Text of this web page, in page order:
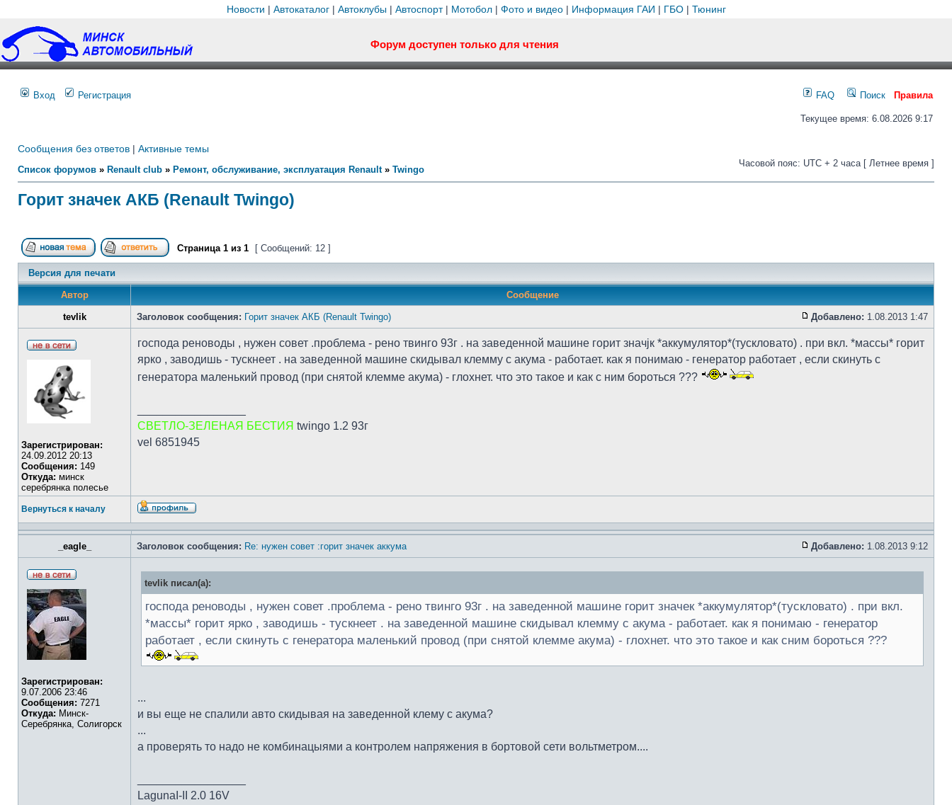
Новости | Автокаталог| Автоклубы| Автоспорт| Мотобол| Фото и видео| Информация ГАИ | ГБО| Тюнинг
Форум доступен только для чтения
Вход Регистрация FAQ Поиск Правила
Текущее время: 6.08.2026 9:17
Сообщения без ответов | Активные темы
Список форумов » Renault club » Ремонт, обслуживание, эксплуатация Renault» Twingo
Часовой пояс: UTC + 2 часа [ Летнее время ]
Горит значек АКБ (Renault Twingo)
Страница 1 из 1 [ Сообщений: 12 ]
Версия для печати
Автор Сообщение
tevlik Заголовок сообщения: Горит значек АКБ (Renault Twingo) Добавлено: 1.08.2013 1:47
Зарегистрирован:
24.09.2012 20:13
Сообщения: 149
Откуда: минск
серебрянка полесье
господа реноводы , нужен совет .проблема - рено твинго 93г . на заведенной машине горит значjк *аккумулятор*(тускловато) . при вкл. *массы* горит
ярко , заводишь - тускнеет . на заведенной машине скидывал клемму с акума - работает. как я понимаю - генератор работает , если скинуть с
генератора маленький провод (при снятой клемме акума) - глохнет. что это такое и как с ним бороться ???
СВЕТЛО-ЗЕЛЕНАЯ БЕСТИЯ twingo 1.2 93г
vel 6851945
Вернуться к началу
_eagle_ Заголовок сообщения: Re: нужен совет :горит значек аккума Добавлено: 1.08.2013 9:12
Зарегистрирован:
9.07.2006 23:46
Сообщения: 7271
Откуда: Минск-
Серебрянка, Солигорск
tevlik писал(а):
господа реноводы , нужен совет .проблема - рено твинго 93г . на заведенной машине горит значек *аккумулятор*(тускловато) . при вкл.
*массы* горит ярко , заводишь - тускнеет . на заведенной машине скидывал клемму с акума - работает. как я понимаю - генератор
работает , если скинуть с генератора маленький провод (при снятой клемме акума) - глохнет. что это такое и как сним бороться ???
...
и вы еще не спалили авто скидывая на заведенной клему с акума?
...
а проверять то надо не комбинацыями а контролем напряжения в бортовой сети вольтметром....
LagunaI-II 2.0 16V